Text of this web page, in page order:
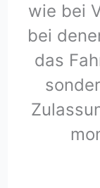
wie bei
bei
das